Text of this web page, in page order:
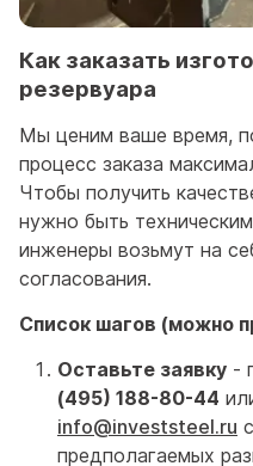
Как заказать
резервуара
Мы ценим ваше время,
процесс заказа
Чтобы получить
нужно быть
инженеры возьмут на
согласования.
Список шагов (можно
Оставьте заявку -
(495) 188-80-44
info@investsteel.ru
предполагаемых